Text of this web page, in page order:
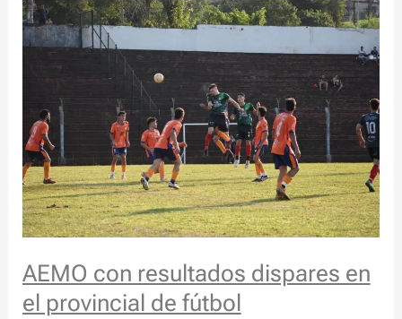
AEMO con resultados dispares en
el provincial de fútbol
AEMO
con
resultados
dispares
el
provincial
de
fútbol